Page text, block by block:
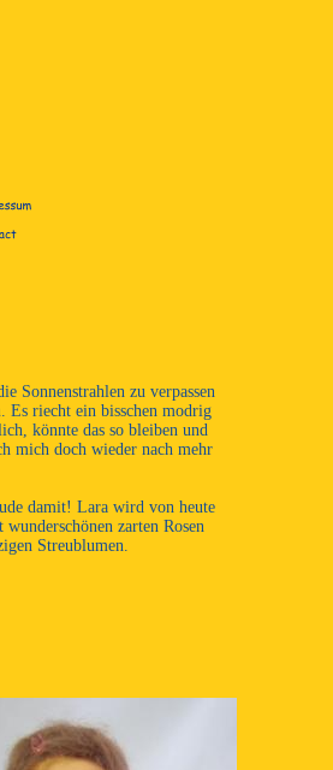
Sonnenstrahlen zu verpassen
Es riecht ein bisschen modrig
könnte das so bleiben und
mich doch wieder nach mehr
damit! Lara wird von heute
zarten Rosen
Streublumen.